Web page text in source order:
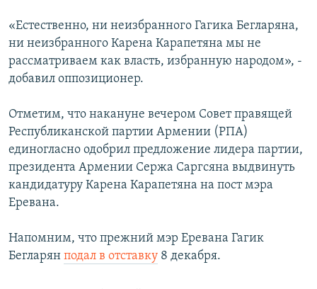
«Естественно, ни неизбранного Гагика Бегларяна,
ни неизбранного Карена Карапетяна мы не
рассматриваем как власть, избранную народом», -
добавил оппозиционер.
Отметим, что накануне вечером Совет правящей
Республиканской партии Армении (РПА)
единогласно одобрил предложение лидера партии,
президента Армении Сержа Саргсяна выдвинуть
кандидатуру Карена Карапетяна на пост мэра
Еревана.
Напомним, что прежний мэр Еревана Гагик
Бегларян подал в отставку 8 декабря.